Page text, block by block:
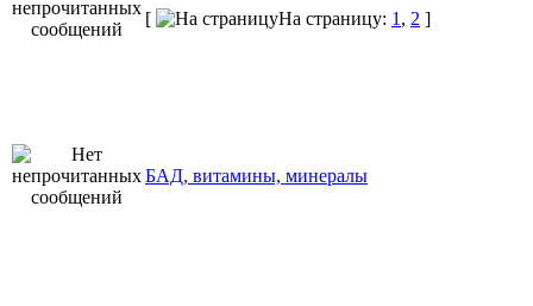
[
На страницу: 1 , 2 ]
БАД, витамины, минералы